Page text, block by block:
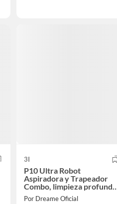
3I
P10 Ultra Robot
Aspiradora y Trapeador
Combo, limpieza profunda
de succión de 18000 Pa
Por Dreame Oficial